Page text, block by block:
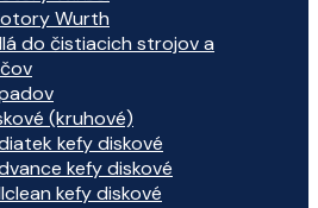
Wurth
do čistiacich strojov a
(kruhové)
kefy diskové
kefy diskové
kefy diskové